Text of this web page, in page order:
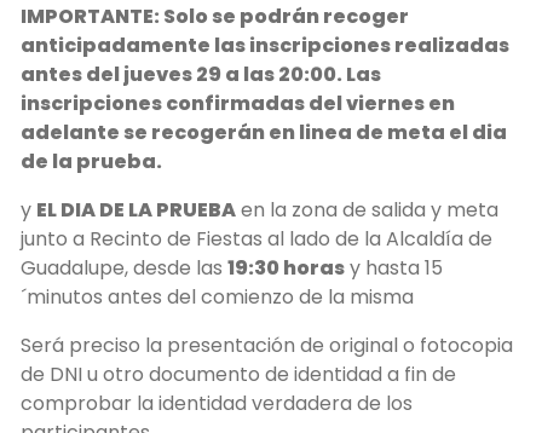
IMPORTANTE: Solo se podrán recoger
anticipadamente las inscripciones realizadas
antes del jueves 29 a las 20:00. Las
inscripciones confirmadas del viernes en
adelante se recogerán en linea de meta el dia
de la prueba.
y EL DIA DE LA PRUEBAen la zona de salida y meta
junto a Recinto de Fiestas al lado de la Alcaldía de
Guadalupe, desde las 19:30 horasy hasta 15
´minutos antes del comienzo de la misma
Será preciso la presentación de original o fotocopia
de DNI u otro documento de identidad a fin de
comprobar la identidad verdadera de los